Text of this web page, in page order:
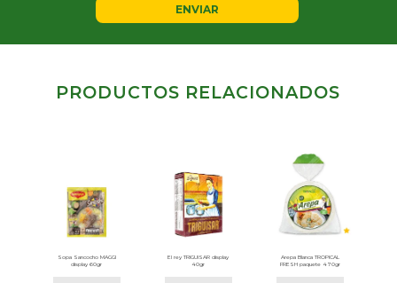
ENVIAR
PRODUCTOS RELACIONADOS
Sopa Sancocho MAGGI
display 60gr
El rey TRIGUISAR display
40gr
Arepa Blanca TROPICAL
FRESH paquete 470gr